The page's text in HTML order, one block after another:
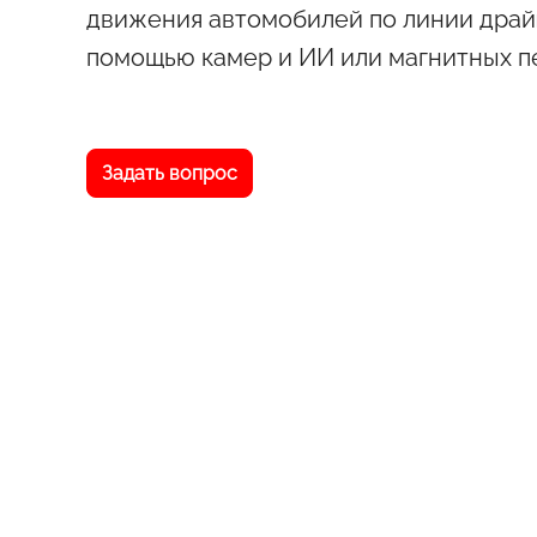
движения автомобилей по линии
помощью камер и ИИ или магнитных
Задать вопрос